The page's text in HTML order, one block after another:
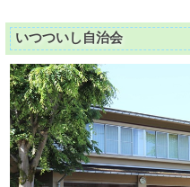
いつついし自治会